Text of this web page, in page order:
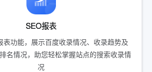
SEO报表
表功能，展示百度收录情况、收录趋势及
名情况，助您轻松掌握站点的搜索收录情
况